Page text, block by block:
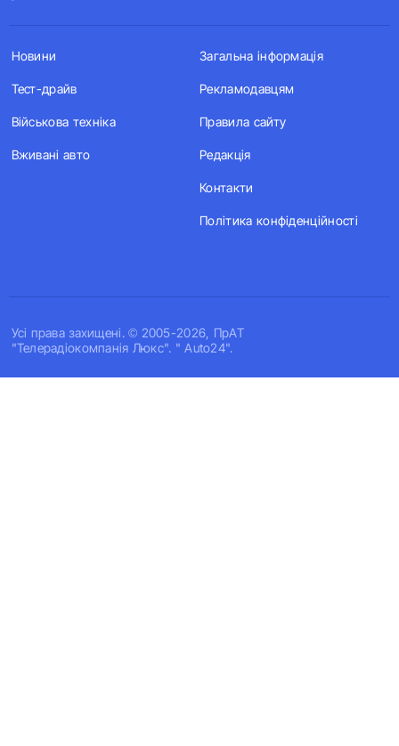
Усi права захищенi. © 2005-2026, ПрАТ
"Телерадіокомпанія Люкс". " Auto24".
Новини
Тест-драйв
Військова техніка
Вживані авто
Загальна інформація
Рекламодавцям
Правила сайту
Редакція
Контакти
Політика конфіденційності